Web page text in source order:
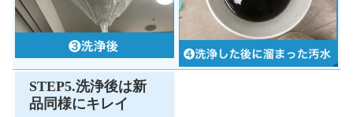
STEP5.洗浄後は新
品同様にキレイ